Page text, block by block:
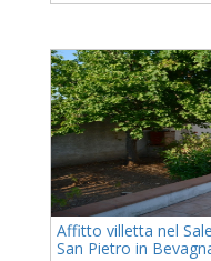
Affitto villetta nel
San Pietro in